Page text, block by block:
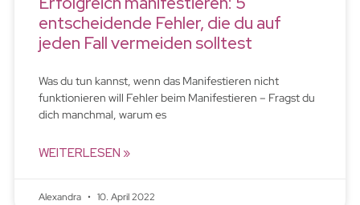
entscheidende Fehler, die du auf
jeden Fall vermeiden solltest
Was du tun kannst, wenn das Manifestieren nicht
funktionieren will Fehler beim Manifestieren – Fragst du
dich manchmal, warum es
WEITERLESEN »
Alexandra 10. April 2022